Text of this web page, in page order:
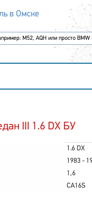
в Омске
III 1.6 DX БУ
1.6 DX
1983 -
1,6
CA16S